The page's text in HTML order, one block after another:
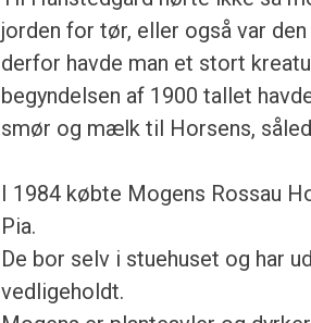
jorden for tør, eller også var
derfor havde man et stort
begyndelsen af 1900 tallet
smør og mælk til Horsens,
I 1984 købte Mogens Rossau
Pia.
De bor selv i stuehuset og har
vedligeholdt.